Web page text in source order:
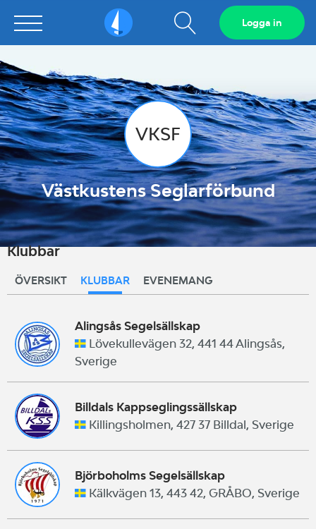
Sailarena Visa
sökfält
Logga in
VKSF
Västkustens Seglarförbund
Klubbar
ÖVERSIKT KLUBBAR EVENEMANG
Alingsås Segelsällskap
Lövekullevägen 32, 441 44 Alingsås,
Sverige
Billdals Kappseglingssällskap
Killingsholmen, 427 37 Billdal, Sverige
Björboholms Segelsällskap
Kälkvägen 13, 443 42, GRÅBO, Sverige